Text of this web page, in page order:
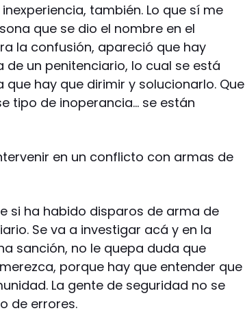
también. Lo que sí me
que se dio el nombre en el
la confusión, apareció que hay
un penitenciario, lo cual se está
que hay que dirimir y solucionarlo. Que
tipo de inoperancia… se están
en un conflicto con armas de
si ha habido disparos de arma de
Se va a investigar acá y en la
sanción, no le quepa duda que
porque hay que entender que
La gente de seguridad no se
de errores.